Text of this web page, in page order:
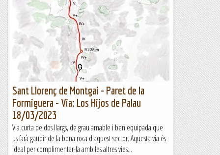
Sant Llorenç de Montgai - Paret de la
Formiguera - Via: Los Hijos de Palau
18/03/2023
Via curta de dos llargs, de grau amable i ben equipada que
us farà gaudir de la bona roca d'aquest sector. Aquesta via és
ideal per complimentar-la amb les altres vies...